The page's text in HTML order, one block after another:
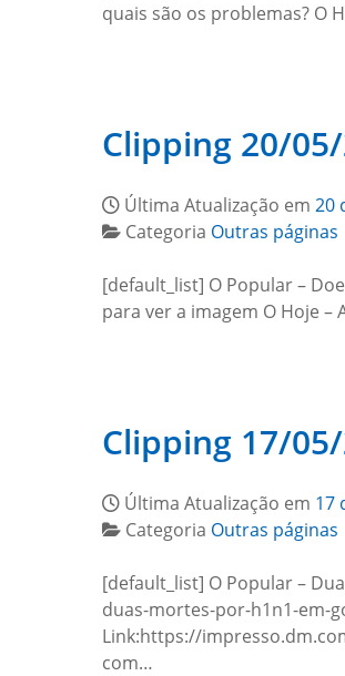
quais são os problemas? O
Clipping 20/
Última Atualização em 20
Categoria Outras páginas
[default_list] O Popular –
para ver a imagem O Hoje –
Clipping 17/
Última Atualização em 17
Categoria Outras páginas
[default_list] O Popular –
duas-mortes-por-h1n1-em-
Link:https://
com…